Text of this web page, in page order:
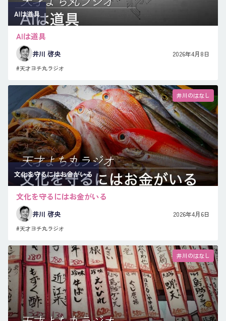
AIは道具
AIは道具
井川 啓央 2026年4月8日
#天才ヨチ丸ラジオ
井川のはなし
文化を守るにはお金がいる
文化を守るにはお金がいる
井川 啓央 2026年4月6日
#天才ヨチ丸ラジオ
井川のはなし